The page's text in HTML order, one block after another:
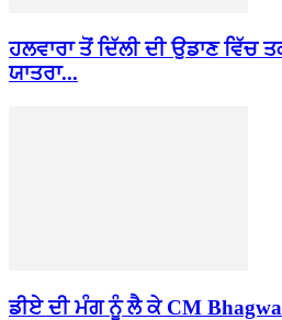
ਹਲਵਾਰਾ ਤੋਂ ਦਿੱਲੀ ਦੀ ਉਡਾਣ ਵਿੱਚ
ਯਾਤਰਾ...
ਡੀਏ ਦੀ ਮੰਗ ਨੂੰ ਲੈ ਕੇ CM